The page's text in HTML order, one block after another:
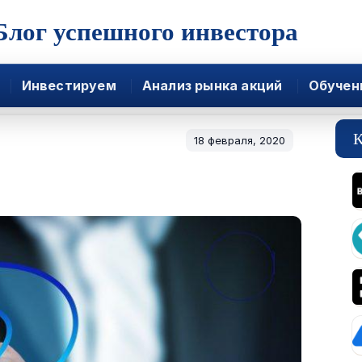
успешного инвестора
Инвестируем Анализ рынка акций
18 февраля, 2020